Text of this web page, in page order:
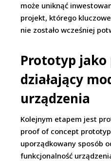
może uniknąć
projekt, którego
nie zostało wcześniej
Prototyp jako
działający
urządzenia
Kolejnym etapem jest
proof of concept
uporządkowany sposób
funkcjonalność